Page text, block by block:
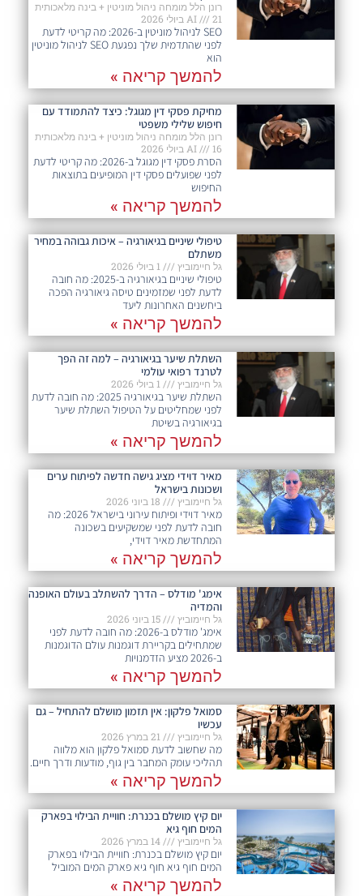
רונן הלל מומחה ניהול מוניטין + בינה מלאכותית
AI
21 ביולי 2026
SEO לניהול מוניטין ב-2026: מה קריטי לדעת
לפני שהתדמית שלך נפגעת SEO לניהול מוניטין
הוא
להמשך קריאה »
מחיקת פסקי דין מגוגל: כיצד להתמודד עם
חיפוש שלילי משפטי
רונן הלל מומחה ניהול מוניטין + בינה מלאכותית
AI
16 ביולי 2026
הסרת פסקי דין מגוגל ב-2026: מה קריטי לדעת
לפני שפועלים פסקי דין המופיעים בתוצאות
החיפוש
להמשך קריאה »
טיפולי שיניים בגיאורגיה – איכות גבוהה במחיר
משתלם
גל חיימוביץ
טיפולי שיניים בגיאורגיה ב-2025: מה חובה
לדעת לפני שמזמינים טיסה גיאורגיה הפכה
ביחשנים האחרונות ליעד
להמשך קריאה »
השתלת שיער בגיאורגיה – למה זה הפך
לטרנד רפואי עולמי
גל חיימוביץ
השתלת שיער בגיאורגיה 2025: מה חובה לדעת
לפני שמחליטים על הטיפול השתלת שיער
בגיאורגיה בשיטת
להמשך קריאה »
מאיר דוידי מציג גישה חדשה לפיתוח ערים
ושכונות בישראל
גל חיימוביץ
מאיר דוידי ופיתוח עירוני בישראל 2026: מה
חובה לדעת לפני שמשקיעים בשכונה
המתחדשת מאיר דוידי,
להמשך קריאה »
אימג' מודלס – הדרך להשתלב בעולם האופנה
והמדיה
גל חיימוביץ
אימג' מודלס ב-2026: מה חובה לדעת לפני
שמתחילים בקריירת דוגמנות עולם הדוגמנות
ב-2026 מציע הזדמנויות
להמשך קריאה »
סמואל פלקון: אין תזמון מושלם להתחיל – גם
עכשיו
גל חיימוביץ
מה שחשוב לדעת סמואל פלקון הוא מלווה
תהליכי עומק המחבר בין גוף, מודעות ודרך חיים.
להמשך קריאה »
יום קיץ מושלם בכנרת: חוויית הבילוי בפארק
המים חוף גיא
גל חיימוביץ
יום קיץ מושלם בכנרת: חוויית הבילוי בפארק
המים חוף גיא חוף גיא פארק המים המוביל
להמשך קריאה »